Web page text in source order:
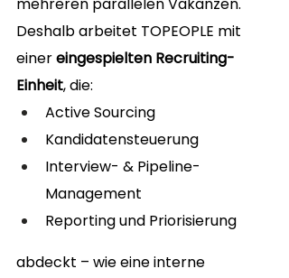
mehreren parallelen Vakanzen.
Deshalb arbeitet TOPEOPLE mit
einer eingespielten Recruiting-
Einheit, die:
Active Sourcing
Kandidatensteuerung
Interview- & Pipeline-
Management
Reporting und Priorisierung
abdeckt – wie eine interne